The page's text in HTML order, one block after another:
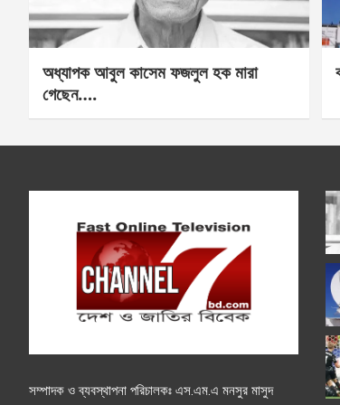
অধ্যাপক আবুল কাসেম ফজলুল হক মারা
গেছেন….
সম্পাদক ও ব্যবস্থাপনা পরিচালকঃ এস.এম.এ মনসুর মাসুদ